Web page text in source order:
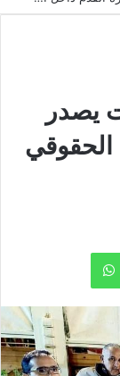
يصدر
الحقوقي